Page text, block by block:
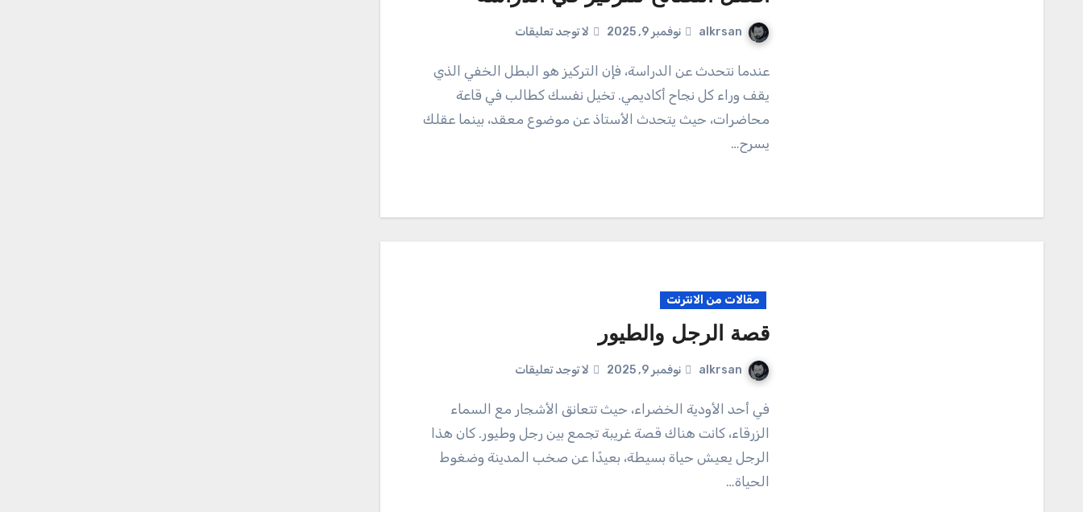
alkrsan نوفمبر 9, 2025 لا توجد تعليقات
عندما نتحدث عن الدراسة، فإن التركيز هو البطل الخفي الذي
يقف وراء كل نجاح أكاديمي. تخيل نفسك كطالب في قاعة
محاضرات، حيث يتحدث الأستاذ عن موضوع معقد، بينما عقلك
يسرح…
مقالات من الانترنت
قصة الرجل والطيور
alkrsan نوفمبر 9, 2025 لا توجد تعليقات
في أحد الأودية الخضراء، حيث تتعانق الأشجار مع السماء
الزرقاء، كانت هناك قصة غريبة تجمع بين رجل وطيور. كان هذا
الرجل يعيش حياة بسيطة، بعيدًا عن صخب المدينة وضغوط
الحياة…